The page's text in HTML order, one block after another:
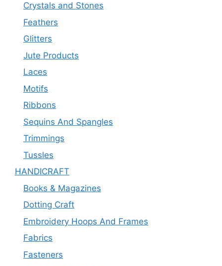
Crystals and Stones
Feathers
Glitters
Jute Products
Laces
Motifs
Ribbons
Sequins And Spangles
Trimmings
Tussles
HANDICRAFT
Books & Magazines
Dotting Craft
Embroidery Hoops And Frames
Fabrics
Fasteners